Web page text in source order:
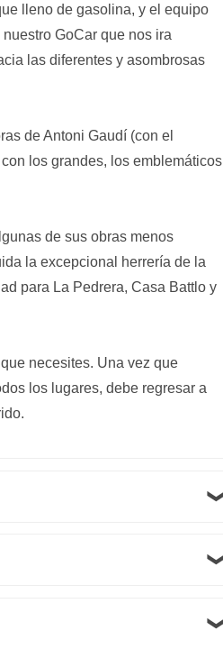
lleno de gasolina, y el equipo
GoCar que nos ira
las diferentes y asombrosas
de Antoni Gaudí (con el
los grandes, los emblemáticos
de sus obras menos
la excepcional herrería de la
para La Pedrera, Casa Battlo y
necesites. Una vez que
los lugares, debe regresar a